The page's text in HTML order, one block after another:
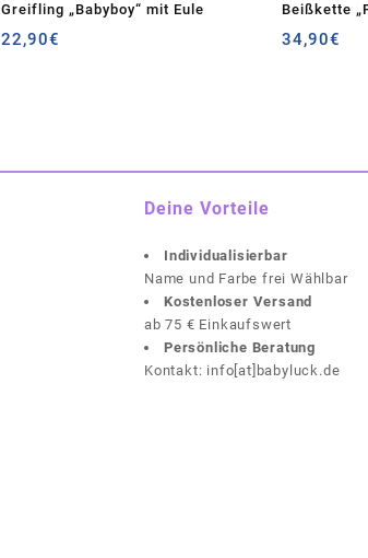
Greifling „Babyboy“ mit Eule
22,90€
Beißkette
34,90€
Deine Vorteile
Individualisierbar
Name und Farbe frei Wählbar
Kostenloser Versand
ab 75 € Einkaufswert
Persönliche Beratung
Kontakt: info[at]babyluck.de